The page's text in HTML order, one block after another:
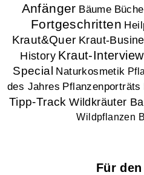
Anfänger Bäume
Fortgeschritten
Kraut&Quer Kraut-
History Kraut-Interview
Special Naturkosmetik
des Jahres Pflanzenporträts
Tipp-Track Wildkräuter
Wildpflanzen
Für